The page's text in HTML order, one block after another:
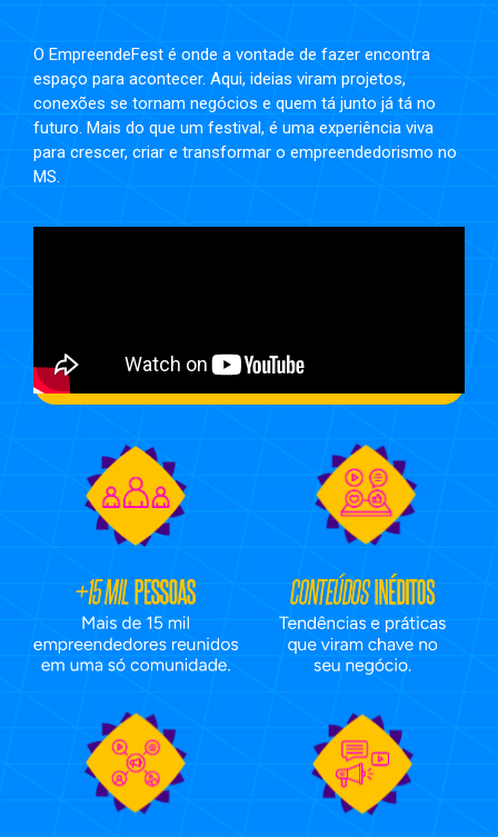
O EmpreendeFest é onde a vontade de fazer encontra
espaço para acontecer. Aqui, ideias viram projetos,
conexões se tornam negócios e quem tá junto já tá no
futuro. Mais do que um festival, é uma experiência viva
para crescer, criar e transformar o empreendedorismo no
MS.